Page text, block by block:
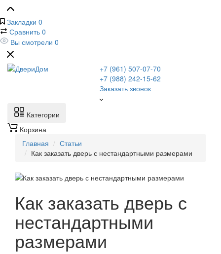
Закладки 0
Сравнить 0
Вы смотрели 0
+7 (961) 507-07-70
+7 (988) 242-15-62
Заказать звонок
Категории
Корзина
Главная
Статьи
Как заказать дверь с нестандартными размерами
Как заказать дверь с
нестандартными
размерами